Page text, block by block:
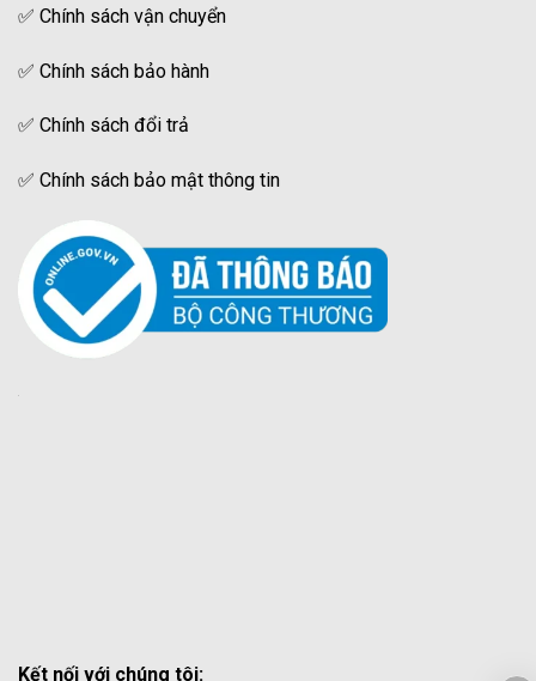
✅ Chính sách vận chuyển
✅ Chính sách bảo hành
✅ Chính sách đổi trả
✅ Chính sách bảo mật thông tin
Kết nối với chúng tôi: